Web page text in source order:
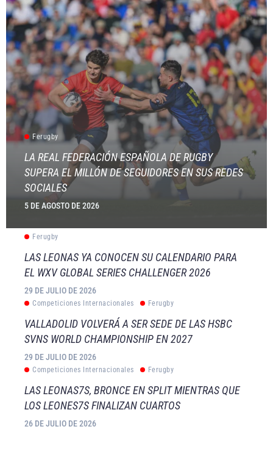
Ferugby
LA REAL FEDERACIÓN ESPAÑOLA DE RUGBY
SUPERA EL MILLÓN DE SEGUIDORES EN SUS REDES
SOCIALES
5 DE AGOSTO DE 2026
Ferugby
LAS LEONAS YA CONOCEN SU CALENDARIO PARA
EL WXV GLOBAL SERIES CHALLENGER 2026
29 DE JULIO DE 2026
Competiciones Internacionales Ferugby
VALLADOLID VOLVERÁ A SER SEDE DE LAS HSBC
SVNS WORLD CHAMPIONSHIP EN 2027
29 DE JULIO DE 2026
Competiciones Internacionales Ferugby
LAS LEONAS7S, BRONCE EN SPLIT MIENTRAS QUE
LOS LEONES7S FINALIZAN CUARTOS
26 DE JULIO DE 2026